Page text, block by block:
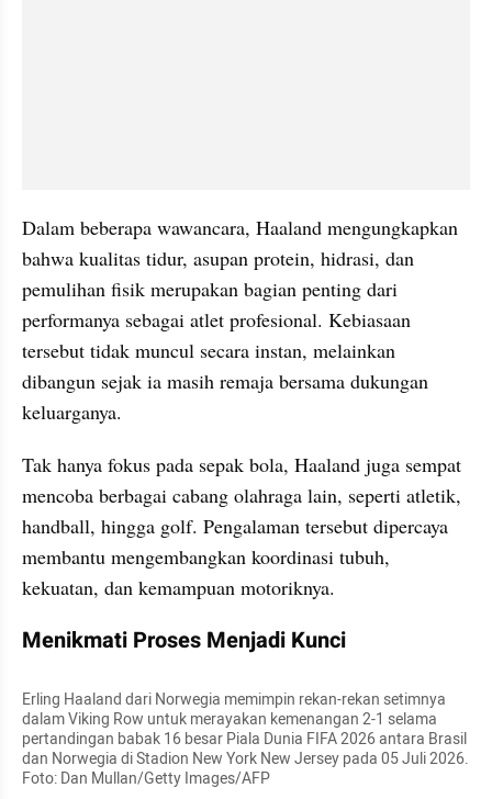
Dalam beberapa wawancara, Haaland mengungkapkan
bahwa kualitas tidur, asupan protein, hidrasi, dan
pemulihan fisik merupakan bagian penting dari
performanya sebagai atlet profesional. Kebiasaan
tersebut tidak muncul secara instan, melainkan
dibangun sejak ia masih remaja bersama dukungan
keluarganya.
Tak hanya fokus pada sepak bola, Haaland juga sempat
mencoba berbagai cabang olahraga lain, seperti atletik,
handball, hingga golf. Pengalaman tersebut dipercaya
membantu mengembangkan koordinasi tubuh,
kekuatan, dan kemampuan motoriknya.
Menikmati Proses Menjadi Kunci
Erling Haaland dari Norwegia memimpin rekan-rekan setimnya
dalam Viking Row untuk merayakan kemenangan 2-1 selama
pertandingan babak 16 besar Piala Dunia FIFA 2026 antara Brasil
dan Norwegia di Stadion New York New Jersey pada 05 Juli 2026.
Foto: Dan Mullan/Getty Images/AFP